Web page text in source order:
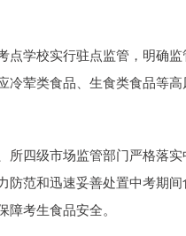
学校实行驻点监管，明确
荤类食品、生食类食品等
四级市场监管部门严格落
防范和迅速妥善处置中考期
考生食品安全。